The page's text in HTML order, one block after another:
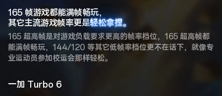
一加 Turbo 6
165 帧游戏都能满帧畅玩，
其它主流游戏帧率更是轻松拿捏。
轻松拿捏。
165 超高帧是对游戏负载要求更高的帧率档位，165 超高帧都
能满帧畅玩，144/120 等其它低帧率档位更不在话下，就像专
业运动员参加校运会那样轻松。